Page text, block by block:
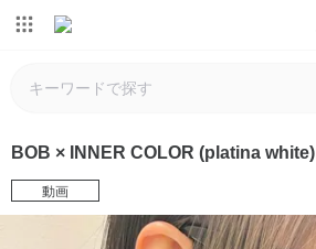
BOB × INNER COLOR (platina white)
動画